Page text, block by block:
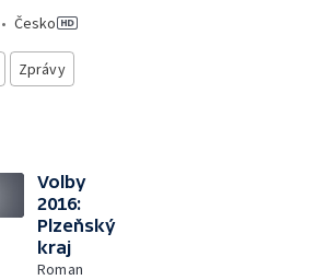
• Česko
Zprávy
Volby
2016:
Plzeňský
kraj
Roman